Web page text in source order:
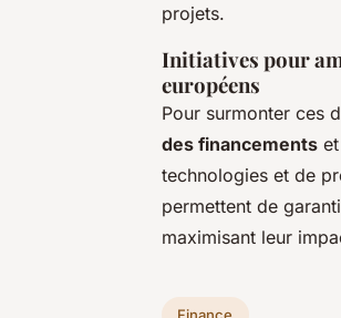
projets.
Initiatives pour
européens
Pour surmonter ces
des financements
technologies et de
permettent de
maximisant leur
Finance